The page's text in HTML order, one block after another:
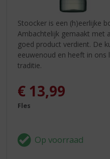
Stoocker is een (h)eerlijke
Ambachtelijk gemaakt met
goed product verdient. De
eeuwenoud en heeft in ons
traditie.
€ 13,99
Fles